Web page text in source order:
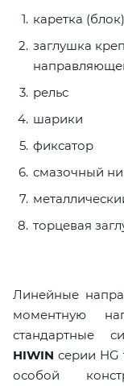
каретка (блок)
заглушка
рельс
шарики
фиксатор
смазочный
торцевая
Линейные
моментную
стандартные
HIWIN серии HG
особой